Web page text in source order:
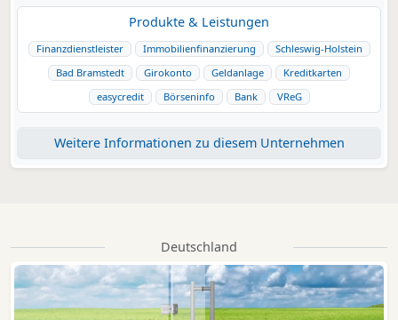
Produkte & Leistungen
Finanzdienstleister Immobilienfinanzierung
Schleswig-Holstein
Bad Bramstedt
Girokonto Geldanlage
Kreditkarten
easycredit
Börseninfo Bank VReG
Weitere Informationen zu diesem Unternehmen
Deutschland